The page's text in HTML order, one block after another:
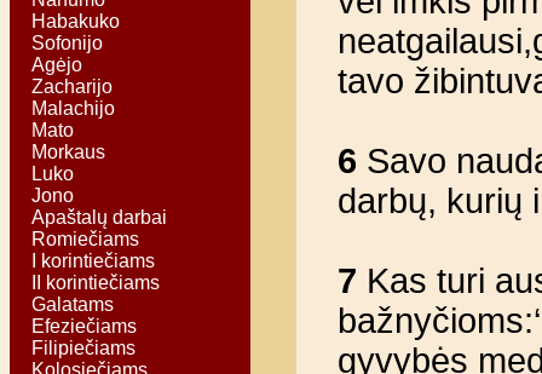
Habakuko
Sofonijo
Agėjo
Zacharijo
Malachijo
Mato
Morkaus
Luko
Jono
Apaštalų darbai
Romiečiams
I korintiečiams
II korintiečiams
Galatams
Efeziečiams
Filipiečiams
Kolosiečiams
tavo
6 Savo
darbų, kurių
7 Kas turi
gyvybės